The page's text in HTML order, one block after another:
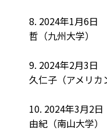
8. 2024年1月6日
哲（九州大学）
9. 2024年2月3日
久仁子（アメリカ
10. 2024年3月2
由紀（南山大学）